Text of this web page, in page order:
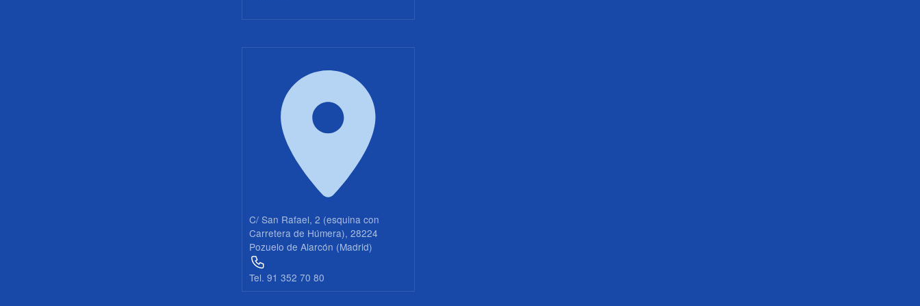
C/ San Rafael, 2 (esquina con
Carretera de Húmera), 28224
Pozuelo de Alarcón (Madrid)
Tel. 91 352 70 80